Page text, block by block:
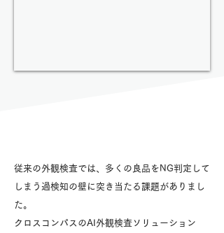
従来の外観検査では、多くの良品をNG判定して
しまう過検知の壁に突き当たる課題がありまし
た。
クロスコンパスのAI外観検査ソリューション